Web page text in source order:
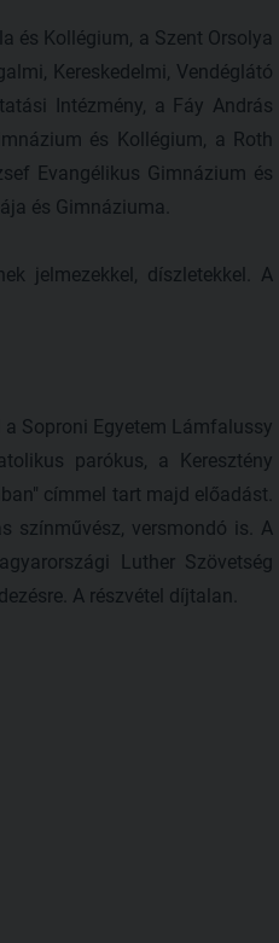
és Kollégium, a Szent Orsolya
Kereskedelmi, Vendéglátó
Intézmény, a Fáy András
és Kollégium, a Roth
Evangélikus Gimnázium és
és Gimnáziuma.
jelmezekkel, díszletekkel. A
Soproni Egyetem Lámfalussy
parókus, a Keresztény
címmel tart majd előadást.
színművész, versmondó is. A
Luther Szövetség
A részvétel díjtalan.